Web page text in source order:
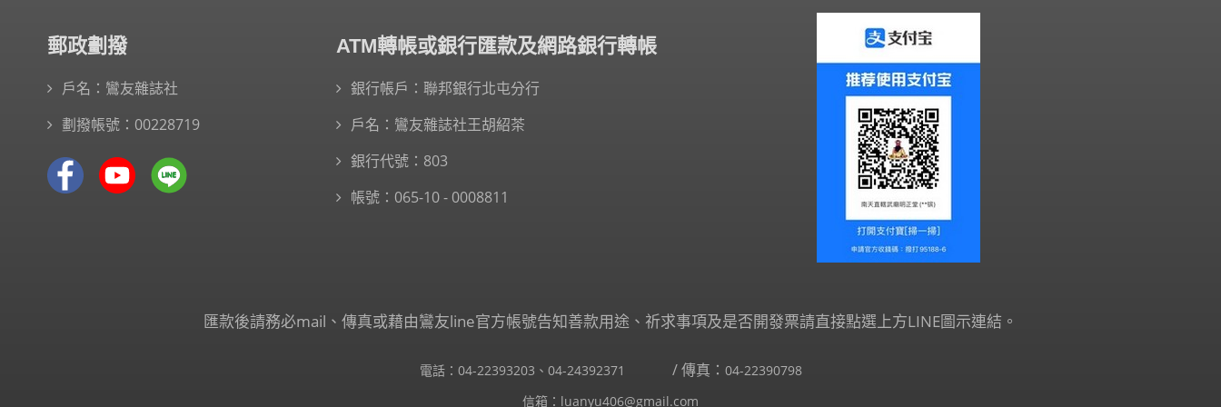
郵政劃撥
戶名：鸞友雜誌社
劃撥帳號：00228719
ATM轉帳或銀行匯款及網路銀行轉帳
銀行帳戶：聯邦銀行北屯分行
戶名：鸞友雜誌社王胡紹茶
銀行代號：803
帳號：065-10 - 0008811
匯款後請務必mail、傳真或藉由鸞友line官方帳號告知善款用途、祈求事項及是否開發票請直接點選上方LINE圖示連結。
電話： 04-22393203 、 04-24392371 / 傳真： 04-22390798
信箱： luanyu406@gmail.com